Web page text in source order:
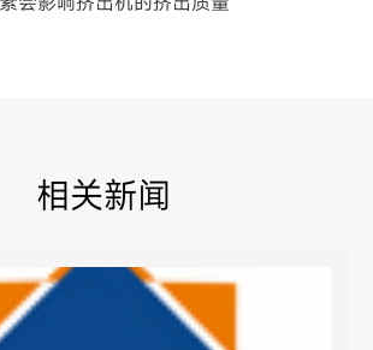
相关新闻